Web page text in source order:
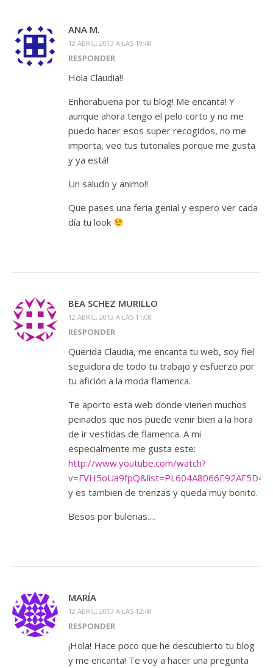
ANA M.
12 ABRIL, 2013 A LAS 10:40
RESPONDER
Hola Claudia!!
Enhorabuena por tu blog! Me encanta! Y
aunque ahora tengo el pelo corto y no me
puedo hacer esos super recogidos, no me
importa, veo tus tutoriales porque me gusta
y ya está!
Un saludo y animo!!
Que pases una feria genial y espero ver cada
día tu look
BEA SCHEZ MURILLO
12 ABRIL, 2013 A LAS 11:08
RESPONDER
Querida Claudia, me encanta tu web, soy fiel
seguidora de todo tu trabajo y esfuerzo por
tu afición a la moda flamenca.
Te aporto esta web donde vienen muchos
peinados que nos puede venir bien a la hora
de ir vestidas de flamenca. A mi
especialmente me gusta este:
http://www.youtube.com/watch?
y es tambien de trenzas y queda muy bonito.
Besos por bulerias….
MARÍA
12 ABRIL, 2013 A LAS 12:40
RESPONDER
¡Hola! Hace poco que he descubierto tu blog
y me encanta! Te voy a hacer una pregunta